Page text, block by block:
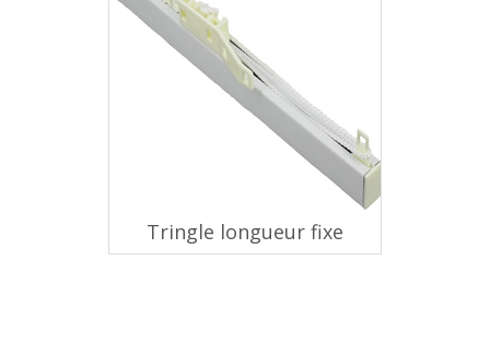
Tringle longueur fixe